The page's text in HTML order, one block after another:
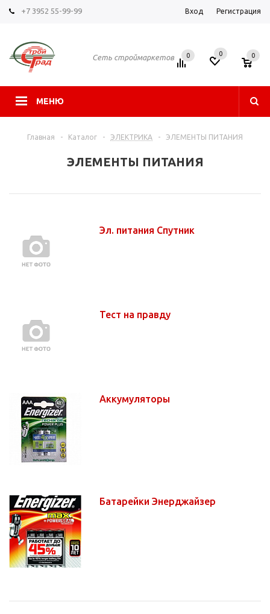
+7 3952 55-99-99 Вход Регистрация
Сеть строймаркетов
МЕНЮ
0 0 0
Главная - Каталог - ЭЛЕКТРИКА - ЭЛЕМЕНТЫ ПИТАНИЯ
ЭЛЕМЕНТЫ ПИТАНИЯ
Эл. питания Спутник
Тест на правду
Аккумуляторы
Батарейки Энерджайзер